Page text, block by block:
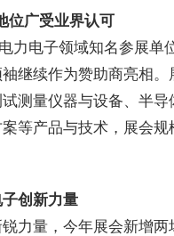
位广受业界认可
力电子领域知名参展
继续作为赞助商亮相
测量仪器与设备、半
等产品与技术，展会
创新力量
力量，今年展会新增